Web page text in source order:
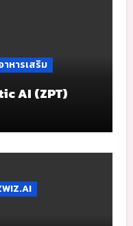
หารเสริม
AI (ZPT)